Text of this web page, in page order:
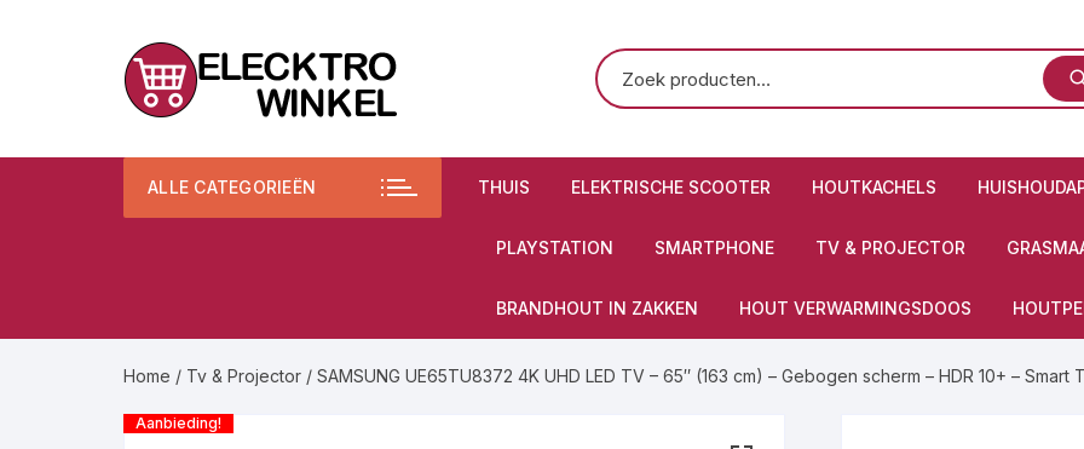
ALLE CATEGORIEËN THUIS ELEKTRISCHE SCOOTER HOUTKACHELS
PLAYSTATION SMARTPHONE TV & PROJECTOR
BRANDHOUT IN ZAKKEN HOUT VERWARMINGSDOOS
Home / Tv & Projector / SAMSUNG UE65TU8372 4K UHD LED TV – 65″ (163 cm) – Gebogen scherm – HDR 10+ – Smart
Aanbieding!